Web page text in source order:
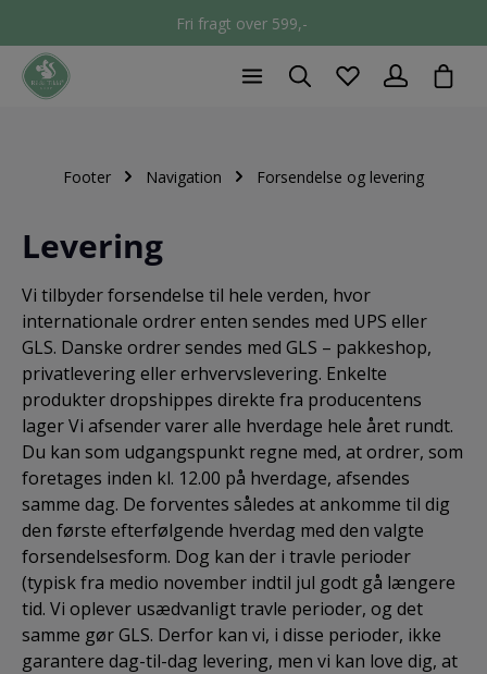
Fri fragt over 599,-
Footer Navigation Forsendelse og levering
Levering
Vi tilbyder forsendelse til hele verden, hvor
internationale ordrer enten sendes med UPS eller
GLS. Danske ordrer sendes med GLS – pakkeshop,
privatlevering eller erhvervslevering. Enkelte
produkter dropshippes direkte fra producentens
lager Vi afsender varer alle hverdage hele året rundt.
Du kan som udgangspunkt regne med, at ordrer, som
foretages inden kl. 12.00 på hverdage, afsendes
samme dag. De forventes således at ankomme til dig
den første efterfølgende hverdag med den valgte
forsendelsesform. Dog kan der i travle perioder
(typisk fra medio november indtil jul godt gå længere
tid. Vi oplever usædvanligt travle perioder, og det
samme gør GLS. Derfor kan vi, i disse perioder, ikke
garantere dag-til-dag levering, men vi kan love dig, at